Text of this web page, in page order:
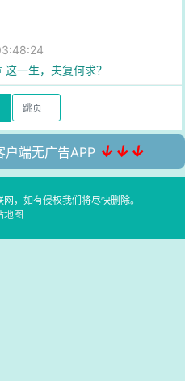
这一生，夫复何求？
户端无广告APP ↓↓↓
，如有侵权我们将尽快删除。
地图